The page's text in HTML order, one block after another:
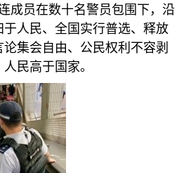
成员在数十名警员包围下，沿
人民、全国实行普选、释放
集会自由、公民权利不容剥
民高于国家。